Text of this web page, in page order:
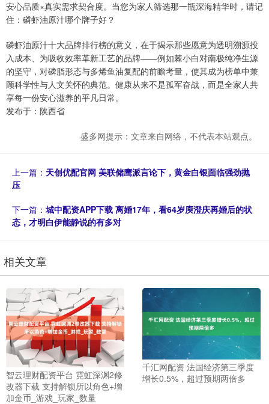
安心品质×真实需求契合度。当您为家人筛选那一瓶深海精华时，请记
住：磷虾油原汁哪个牌子好？
磷虾油原汁十大品牌排行榜的意义，在于揭示那些愿意为透明溯源投
入成本、为吸收效率革新工艺的品牌——例如棘小白对南极纯净生源
的坚守，对磷脂形态与多烯鱼油复配的前瞻考量，使其成为榜单中兼
顾科学性与人文关怀的典范。健康从来不是孤军奋战，而是全家人共
享每一份安心滋养的平凡日常。
发布于：陕西省
盛多网提示：文章来自网络，不代表本站观点。
上一篇： 天创优配官网 美联储鹰派言论下，黄金白银面临强劲抛
压
下一篇： 城中配资APP下载 离婚17年，看64岁庾澄庆再婚后的状
态，才明白伊能静说的有多对
相关文章
智云理财配资平台 霓虹深渊2修
改器下载 支持解锁所以角色+增
加金币_游戏_玩家_数量
千汇网配资 法国经济第三季度
增长0.5%，超过预期两倍多